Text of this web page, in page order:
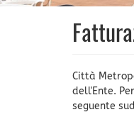
Città
dell'Ente.
seguente